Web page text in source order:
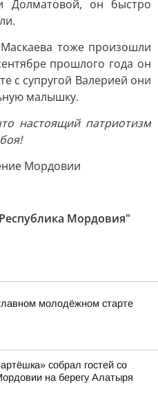
Долматовой, он быстро
тоже произошли
прошлого года он
с супругой Валерией они
малышку.
настоящий патриотизм
Мордовии
Мордовия"
молодёжном старте
собрал гостей со
на берегу Алатыря